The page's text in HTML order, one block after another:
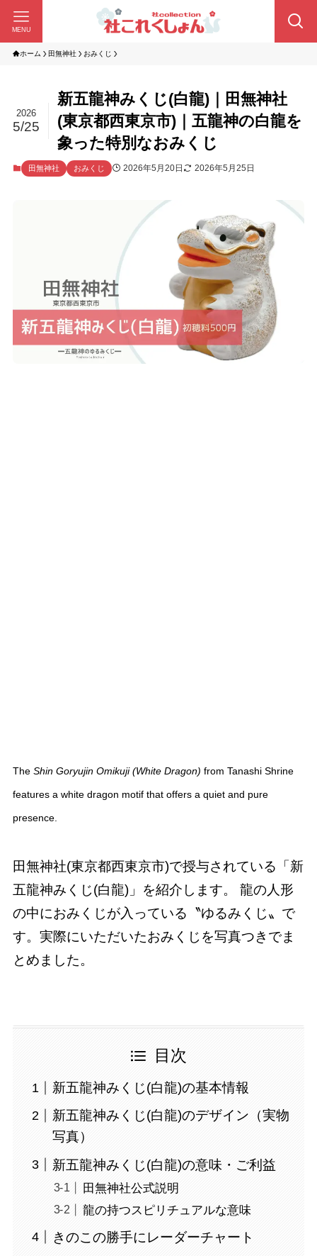
MENU
ホーム 田無神社 おみくじ
新五龍神みくじ(白龍)｜田無神社
(東京都西東京市)｜五龍神の白龍を
象った特別なおみくじ
2026
5/25
田無神社 おみくじ 2026年5月20日 2026年5月25日
The Shin Goryujin Omikuji (White Dragon) from Tanashi Shrine
features a white dragon motif that offers a quiet and pure
presence.
田無神社(東京都西東京市)で授与されている「新
五龍神みくじ(白龍)」を紹介します。 龍の人形
の中におみくじが入っている〝ゆるみくじ〟で
す。実際にいただいたおみくじを写真つきでま
とめました。
目次
新五龍神みくじ(白龍)の基本情報
新五龍神みくじ(白龍)のデザイン（実物
写真）
新五龍神みくじ(白龍)の意味・ご利益
田無神社公式説明
龍の持つスピリチュアルな意味
きのこの勝手にレーダーチャート